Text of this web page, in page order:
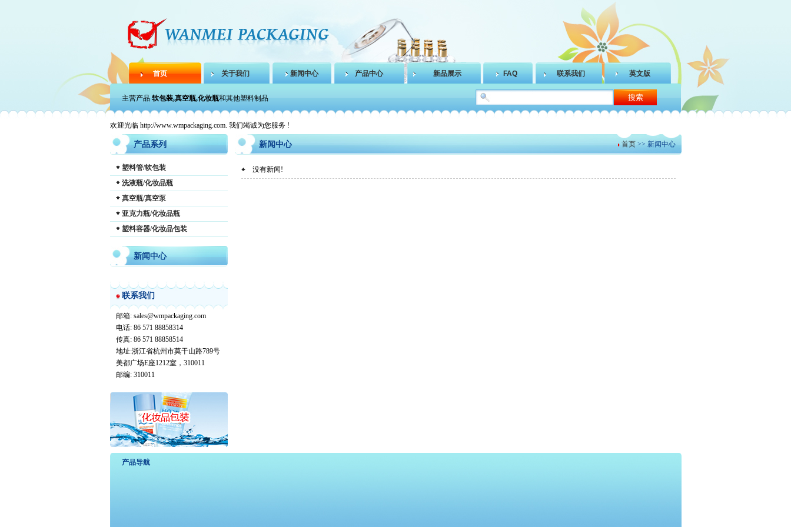
首页 关于我们 新闻中心 产品中心 新品展示 FAQ 联系我们 英文版
主营产品 软包装,真空瓶,化妆瓶和其他塑料制品
欢迎光临 http://www.wmpackaging.com. 我们竭诚为您服务 !
新闻中心 首页>> 新闻中心
没有新闻!
产品系列
塑料管/软包装
洗液瓶/化妆品瓶
真空瓶/真空泵
亚克力瓶/化妆品瓶
塑料容器/化妆品包装
新闻中心
联系我们
邮箱: sales@wmpackaging.com
电话: 86 571 88858314
传真: 86 571 88858514
地址:浙江省杭州市莫干山路789号
美都广场E座1212室，310011
邮编: 310011
产品导航